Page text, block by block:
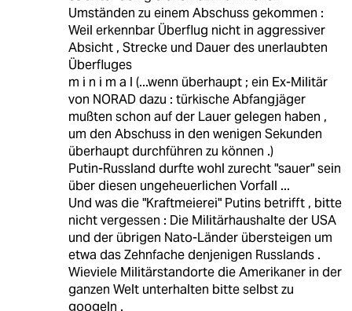
Umständen zu einem Abschuss gekommen :
Weil erkennbar Überflug nicht in aggressiver
Absicht , Strecke und Dauer des unerlaubten
Überfluges
m i n i m a l (...wenn überhaupt ; ein Ex-Militär
von NORAD dazu : türkische Abfangjäger
mußten schon auf der Lauer gelegen haben ,
um den Abschuss in den wenigen Sekunden
überhaupt durchführen zu können .)
Putin-Russland durfte wohl zurecht "sauer" sein
über diesen ungeheuerlichen Vorfall ...
Und was die "Kraftmeierei" Putins betrifft , bitte
nicht vergessen : Die Militärhaushalte der USA
und der übrigen Nato-Länder übersteigen um
etwa das Zehnfache denjenigen Russlands .
Wieviele Militärstandorte die Amerikaner in der
ganzen Welt unterhalten bitte selbst zu
googeln .